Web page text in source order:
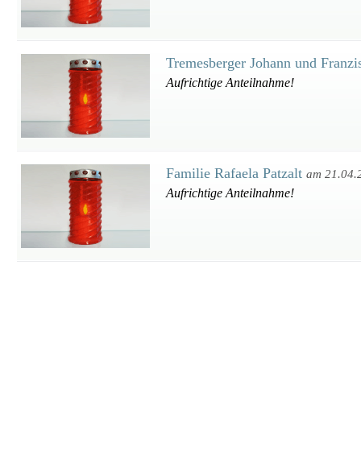
Tremesberger Johann und
Aufrichtige Anteilnahme!
Familie Rafaela Patzalt am
Aufrichtige Anteilnahme!